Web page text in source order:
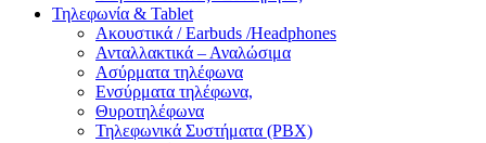
Τηλεφωνία & Tablet
Ακουστικά / Earbuds /Headphones
Ανταλλακτικά – Αναλώσιμα
Ασύρματα τηλέφωνα
Ενσύρματα τηλέφωνα,
Θυροτηλέφωνα
Τηλεφωνικά Συστήματα (PBX)